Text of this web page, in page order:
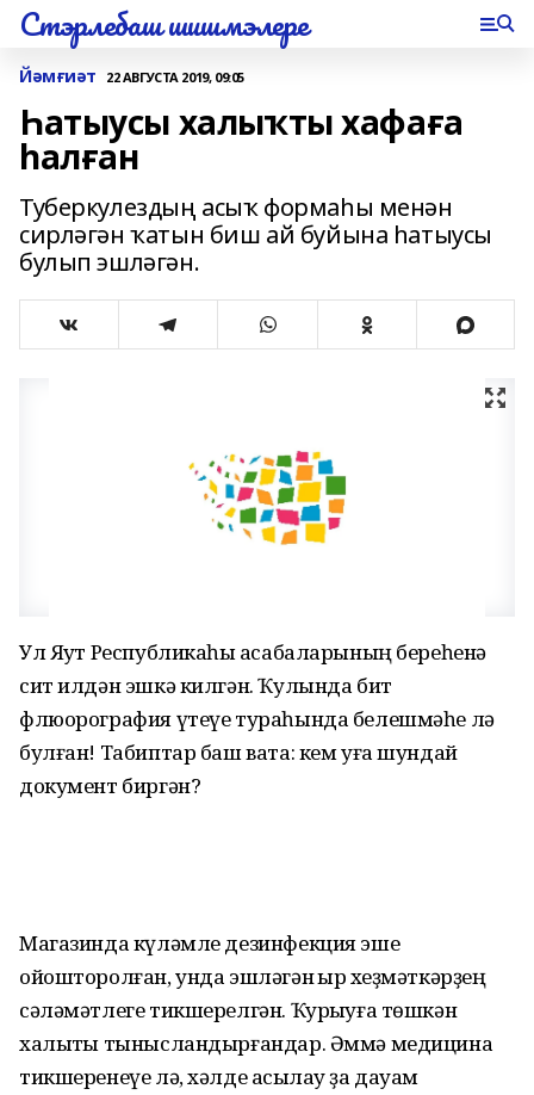
Стэрлебаш шишмэлере
Йәмғиәт 22 АВГУСТА 2019, 09:05
Һатыусы халыҡты хафаға
һалған
Туберкулездың асыҡ формаһы менән
сирләгән ҡатын биш ай буйына һатыусы
булып эшләгән.
Ул Яҡут Республикаһы ҡасабаларының береһенә
сит илдән эшкә килгән. Ҡулында бит
флюорография үтеүе тураһында белешмәһе лә
булған! Табиптар баш вата: кем уға шундай
документ биргән?
Магазинда күләмле дезинфекция эше
ойошторолған, унда эшләгән ҡырҡ хеҙмәткәрҙең
сәләмәтлеге тикшерелгән. Ҡурҡыуға төшкән
халыҡты тынысландырғандар. Әммә медицина
тикшеренеүе лә, хәлде асыҡлау ҙа дауам